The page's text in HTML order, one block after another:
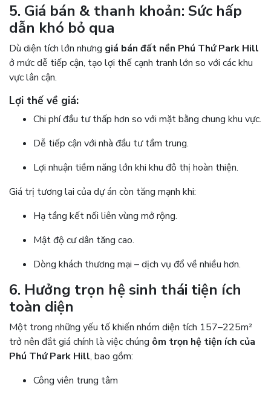
5. Giá bán & thanh khoản: Sức hấp
dẫn khó bỏ qua
Dù diện tích lớn nhưng giá bán đất nền Phú Thứ Park Hill
ở mức dễ tiếp cận, tạo lợi thế cạnh tranh lớn so với các khu
vực lân cận.
Lợi thế về giá:
Chi phí đầu tư thấp hơn so với mặt bằng chung khu vực.
Dễ tiếp cận với nhà đầu tư tầm trung.
Lợi nhuận tiềm năng lớn khi khu đô thị hoàn thiện.
Giá trị tương lai của dự án còn tăng mạnh khi:
Hạ tầng kết nối liên vùng mở rộng.
Mật độ cư dân tăng cao.
Dòng khách thương mại – dịch vụ đổ về nhiều hơn.
6. Hưởng trọn hệ sinh thái tiện ích
toàn diện
Một trong những yếu tố khiến nhóm diện tích 157–225m²
trở nên đắt giá chính là việc chúng ôm trọn hệ tiện ích của
Phú Thứ Park Hill, bao gồm:
Công viên trung tâm